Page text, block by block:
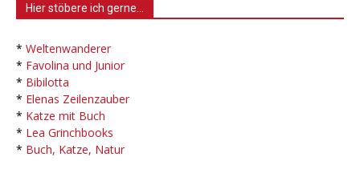
Hier stöbere ich gerne…
* Weltenwanderer
* Favolina und Junior
* Bibilotta
* Elenas Zeilenzauber
* Katze mit Buch
* Lea Grinchbooks
* Buch, Katze, Natur